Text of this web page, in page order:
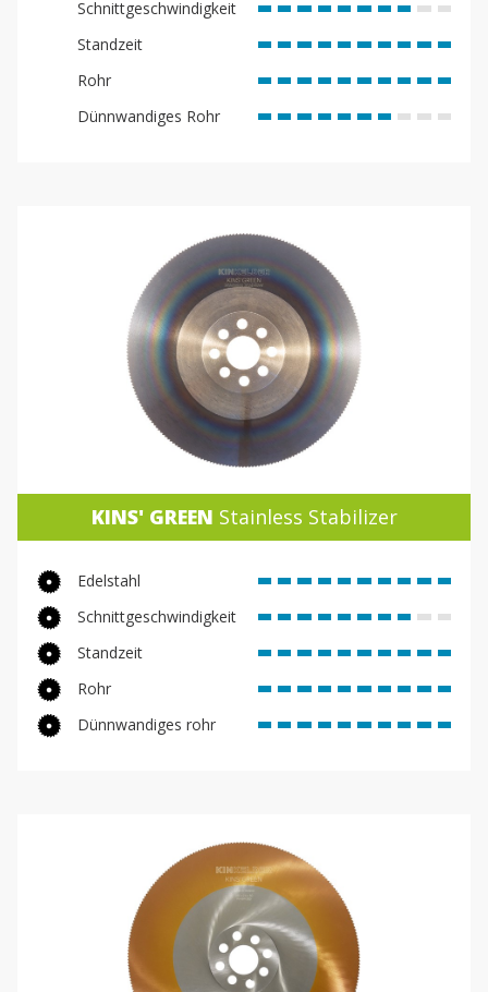
Schnittgeschwindigkeit
Standzeit
Rohr
Dünnwandiges Rohr
KINS' GREEN Stainless Stabilizer
Edelstahl
Schnittgeschwindigkeit
Standzeit
Rohr
Dünnwandiges rohr